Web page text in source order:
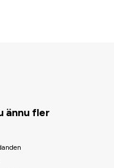
ännu fler